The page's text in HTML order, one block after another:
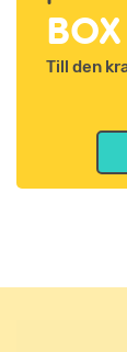
BOX
Till den